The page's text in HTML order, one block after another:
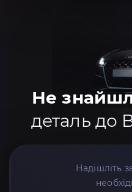
Не
деталь до
Надішліть